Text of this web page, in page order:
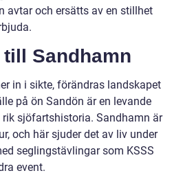
avtar och ersätts av en stillhet
Sandhamn
in i sikte, förändras landskapet
på ön Sandön är en levande
sjöfartshistoria. Sandhamn är
och här sjuder det av liv under
seglingstävlingar som KSSS
event.